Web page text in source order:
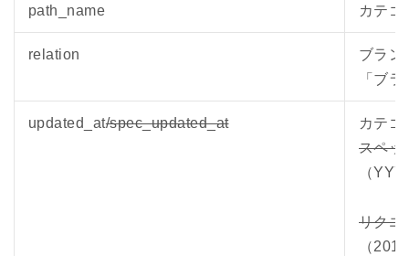
path_name カテゴ
relation
ブラン
「ブ
updated_at/spec_updated_at
カテゴ
スペッ
（
リクエ
（